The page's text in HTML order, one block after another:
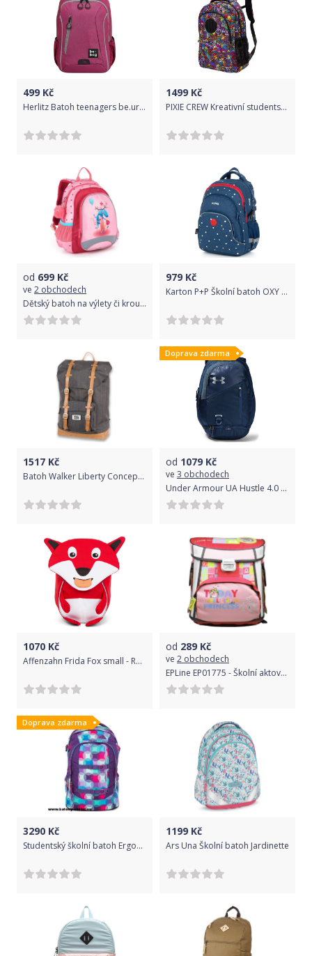
499 Kč
Herlitz Batoh teenagers be.urban Berry Grey
1499 Kč
PIXIE CREW Kreativní studentský batoh - Graffiti
od 699 Kč
ve 2 obchodech
Dětský batoh na výlety či kroužky Topgal SISI 21024 G
979 Kč
Karton P+P Školní batoh OXY SCOOLER dots
1517 Kč
Batoh Walker Liberty Concept Grey 32 l
Doprava zdarma
od 1079 Kč
ve 3 obchodech
Under Armour UA Hustle 4.0 Academy - OSFA
1070 Kč
Affenzahn Frida Fox small - Red uni
od 289 Kč
ve 2 obchodech
EPLine EP01775 - Školní aktovka (1-2 třída) - Miss Princess
Doprava zdarma
3290 Kč
Studentský školní batoh Ergobag Satch Hurly Pearly - Doprava Zdarma
1199 Kč
Ars Una Školní batoh Jardinette